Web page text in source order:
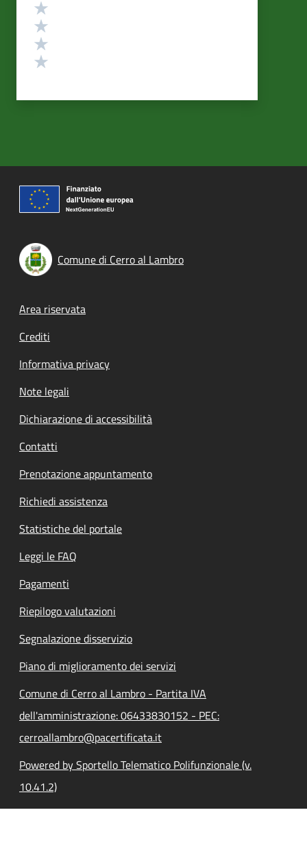
Comune di Cerro al Lambro
Footer menu
Area riservata
Crediti
Informativa privacy
Note legali
Dichiarazione di accessibilità
Contatti
Prenotazione appuntamento
Richiedi assistenza
Statistiche del portale
Leggi le FAQ
Pagamenti
Riepilogo valutazioni
Segnalazione disservizio
Piano di miglioramento dei servizi
Comune di Cerro al Lambro - Partita IVA
dell'amministrazione: 06433830152 - PEC:
cerroallambro@pacertificata.it
Powered by Sportello Telematico Polifunzionale (v.
10.41.2)